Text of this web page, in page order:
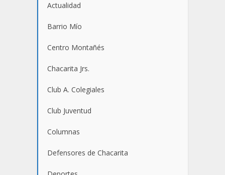
Actualidad
Barrio Mío
Centro Montañés
Chacarita Jrs.
Club A. Colegiales
Club Juventud
Columnas
Defensores de Chacarita